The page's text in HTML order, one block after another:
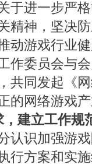
于进一步严
精神，坚决
动游戏行业
作委员会与
共同发起《
的网络游戏
建立工作规
认识加强游
行方案和实